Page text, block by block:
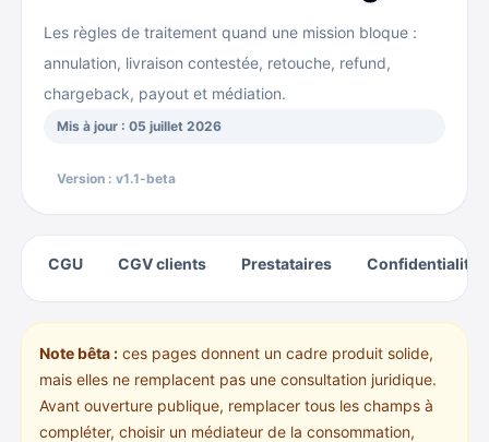
Les règles de traitement quand une mission bloque :
annulation, livraison contestée, retouche, refund,
chargeback, payout et médiation.
Mis à jour : 05 juillet 2026
Version : v1.1-beta
CGU CGV clients Prestataires Confidentialité
Note bêta : ces pages donnent un cadre produit solide,
mais elles ne remplacent pas une consultation juridique.
Avant ouverture publique, remplacer tous les champs à
compléter, choisir un médiateur de la consommation,